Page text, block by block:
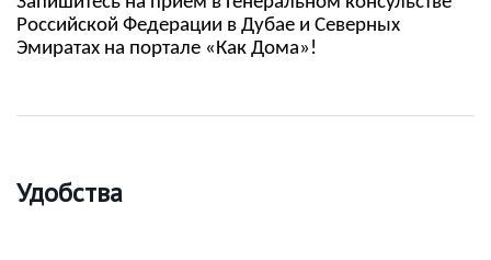
Российской Федерации в Дубае и Северных
Эмиратах на портале «Как Дома»!
Удобства